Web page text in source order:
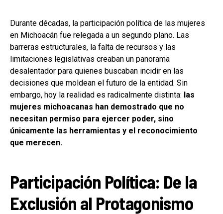
Durante décadas, la participación política de las mujeres
en Michoacán fue relegada a un segundo plano. Las
barreras estructurales, la falta de recursos y las
limitaciones legislativas creaban un panorama
desalentador para quienes buscaban incidir en las
decisiones que moldean el futuro de la entidad. Sin
embargo, hoy la realidad es radicalmente distinta: las
mujeres michoacanas han demostrado que no
necesitan permiso para ejercer poder, sino
únicamente las herramientas y el reconocimiento
que merecen.
Participación Política: De la
Exclusión al Protagonismo